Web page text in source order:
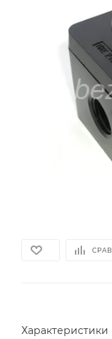
Характеристики